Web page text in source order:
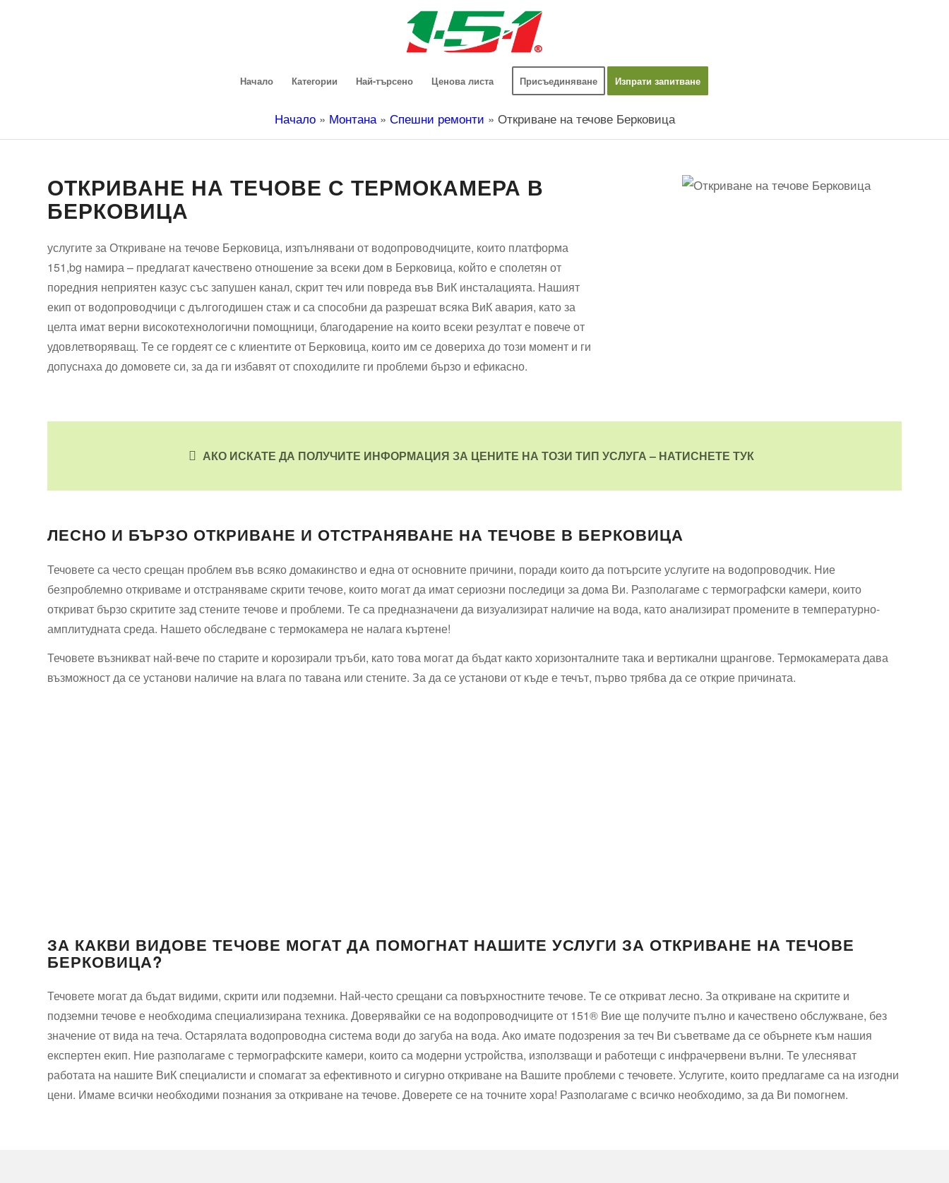
Начало Категории Най-търсено Ценова листа Присъединяване Изпрати запитване
Начало» Монтана» Спешни ремонти » Откриване на течове Берковица
ОТКРИВАНЕ НА ТЕЧОВЕ С ТЕРМОКАМЕРА В
БЕРКОВИЦА
услугите за Откриване на течове Берковица, изпълнявани от водопроводчиците, които платформа
151,bg намира – предлагат качествено отношение за всеки дом в Берковица, който е сполетян от
поредния неприятен казус със запушен канал, скрит теч или повреда във ВиК инсталацията. Нашият
екип от водопроводчици с дългогодишен стаж и са способни да разрешат всяка ВиК авария, като за
целта имат верни високотехнологични помощници, благодарение на които всеки резултат е повече от
удовлетворяващ. Те се гордеят се с клиентите от Берковица, които им се довериха до този момент и ги
допуснаха до домовете си, за да ги избавят от споходилите ги проблеми бързо и ефикасно.
АКО ИСКАТЕ ДА ПОЛУЧИТЕ ИНФОРМАЦИЯ ЗА ЦЕНИТЕ НА ТОЗИ ТИП УСЛУГА – НАТИСНЕТЕ ТУК
ЛЕСНО И БЪРЗО ОТКРИВАНЕ И ОТСТРАНЯВАНЕ НА ТЕЧОВЕ В БЕРКОВИЦА
Течовете са често срещан проблем във всяко домакинство и една от основните причини, поради които да потърсите услугите на водопроводчик. Ние
безпроблемно откриваме и отстраняваме скрити течове, които могат да имат сериозни последици за дома Ви. Разполагаме с термографски камери, които
откриват бързо скритите зад стените течове и проблеми. Те са предназначени да визуализират наличие на вода, като анализират промените в температурно-
амплитудната среда. Нашето обследване с термокамера не налага къртене!
Течовете възникват най-вече по старите и корозирали тръби, като това могат да бъдат както хоризонталните така и вертикални щрангове. Термокамерата дава
възможност да се установи наличие на влага по тавана или стените. За да се установи от къде е течът, първо трябва да се открие причината.
ЗА КАКВИ ВИДОВЕ ТЕЧОВЕ МОГАТ ДА ПОМОГНАТ НАШИТЕ УСЛУГИ ЗА ОТКРИВАНЕ НА ТЕЧОВЕ
БЕРКОВИЦА?
Течовете могат да бъдат видими, скрити или подземни. Най-често срещани са повърхностните течове. Те се откриват лесно. За откриване на скритите и
подземни течове е необходима специализирана техника. Доверявайки се на водопроводчиците от 151® Вие ще получите пълно и качествено обслужване, без
значение от вида на теча. Остарялата водопроводна система води до загуба на вода. Ако имате подозрения за теч Ви съветваме да се обърнете към нашия
експертен екип. Ние разполагаме с термографските камери, които са модерни устройства, използващи и работещи с инфрачервени вълни. Те улесняват
работата на нашите ВиК специалисти и спомагат за ефективното и сигурно откриване на Вашите проблеми с течовете. Услугите, които предлагаме са на изгодни
цени. Имаме всички необходими познания за откриване на течове. Доверете се на точните хора! Разполагаме с всичко необходимо, за да Ви помогнем.